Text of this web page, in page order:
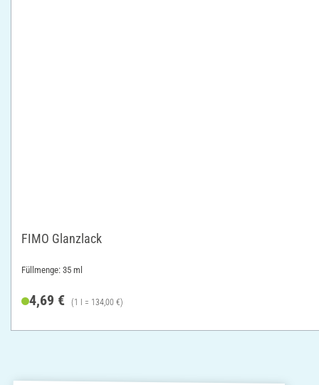
FIMO Glanzlack
Füllmenge: 35 ml
4,69 € (1 l = 134,00 €)